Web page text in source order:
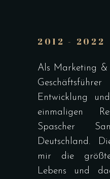
2012 - 2022
Als Marketing &
Entwicklung
einmaligen
Spascher
Deutschland.
mir die
Lebens und